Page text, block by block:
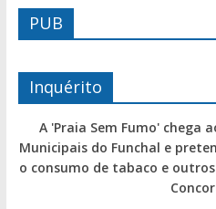
PUB
Inquérito
A 'Praia Sem Fumo' chega
Municipais do Funchal e
o consumo de tabaco e